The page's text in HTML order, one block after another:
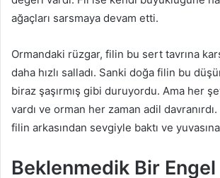
ağaçları sarsmaya devam etti.
Ormandaki rüzgar, filin bu sert tavrına
daha hızlı salladı. Sanki doğa filin bu
biraz şaşırmış gibi duruyordu. Ama her
vardı ve orman her zaman adil
filin arkasından sevgiyle baktı ve
Beklenmedik Bir Engel